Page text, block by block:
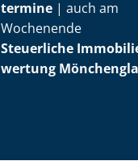
ter­mi­ne | auch am
Wochenende
Steuerliche
wer­tung